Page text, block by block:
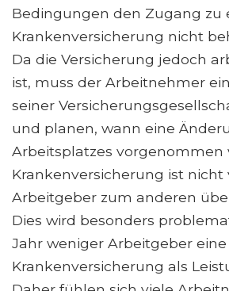
Bedingungen den Zugang zu
Krankenversicherung nicht
Da die Versicherung jedoch
ist, muss der Arbeitnehmer
seiner
und planen, wann eine
Arbeitsplatzes vorgenommen
Krankenversicherung ist nicht
Arbeitgeber zum anderen
Dies wird besonders
Jahr weniger Arbeitgeber eine
Krankenversicherung als